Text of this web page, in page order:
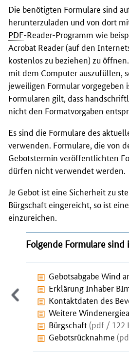
Die benötigten Formulare sind
herunterzuladen und von dort
PDF-Reader-Programm wie
Acrobat Reader (auf den
kostenlos zu beziehen) zu
mit dem Computer auszufüllen,
jeweiligen Formular vorgegeben
Formularen gilt, dass
nicht den Formatvorgaben
Es sind die Formulare des
verwenden. Formulare, die von
Gebotstermin veröffentlichten
dürfen nicht verwendet werden.
Je Gebot ist eine Sicherheit zu
Bürgschaft eingereicht, so ist
einzureichen.
Folgende Formulare
Gebotsabgabe Wind
Erklärung Inhaber
Kontaktdaten des
Weitere
Bürgschaft (pdf / 122
Gebotsrücknahme